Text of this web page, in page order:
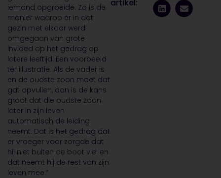
iemand opgroeide. Zo is de
manier waarop er in dat
gezin met elkaar werd
omgegaan van grote
invloed op het gedrag op
latere leeftijd. Een voorbeeld
ter illustratie. Als de vader is
en de oudste zoon moet dat
gat opvullen, dan is de kans
groot dat die oudste zoon
later in zijn leven
automatisch de leiding
neemt. Dat is het gedrag dat
er vroeger voor zorgde dat
hij niet buiten de boot viel en
dat neemt hij de rest van zijn
leven mee.”
artikel: